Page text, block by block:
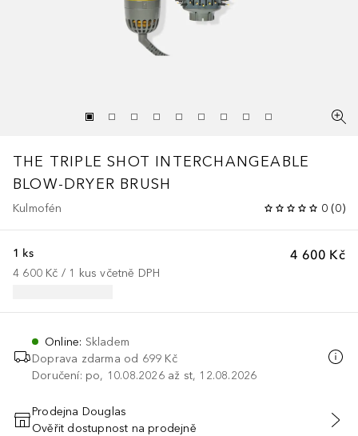
THE TRIPLE SHOT INTERCHANGEABLE
BLOW-DRYER BRUSH
Kulmofén 0 (0)
4 600 Kč
1 ks
4 600 Kč / 1 kus včetně DPH
Online: Skladem
Doprava zdarma od 699 Kč
Doručení: po, 10.08.2026 až st, 12.08.2026
PŘIDAT DO KOŠÍKU
Prodejna Douglas
Ověřit dostupnost na prodejně